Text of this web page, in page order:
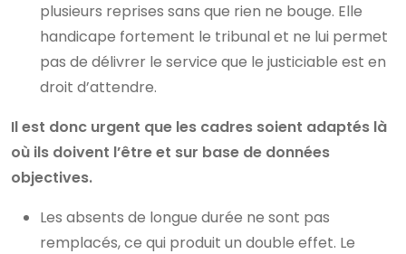
plusieurs reprises sans que rien ne bouge. Elle
handicape fortement le tribunal et ne lui permet
pas de délivrer le service que le justiciable est en
droit d’attendre.
Il est donc urgent que les cadres soient adaptés là
où ils doivent l’être et sur base de données
objectives.
Les absents de longue durée ne sont pas
remplacés, ce qui produit un double effet. Le